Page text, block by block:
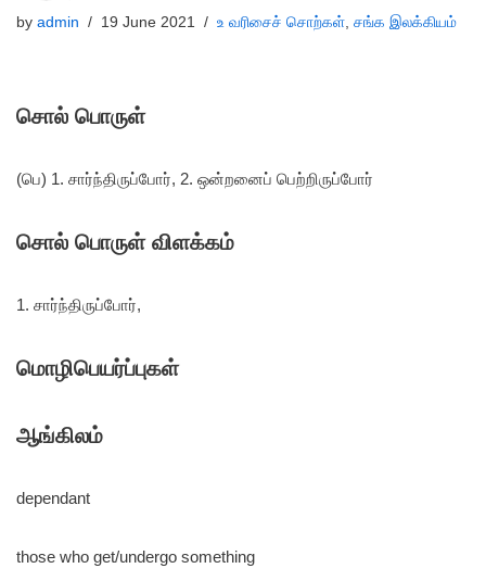
by admin 19 June 2021 உ வரிசைச் சொற்கள், சங்க இலக்கியம்
சொல் பொருள்
(பெ) 1. சார்ந்திருப்போர், 2. ஒன்றனைப் பெற்றிருப்போர்
சொல் பொருள் விளக்கம்
1. சார்ந்திருப்போர்,
மொழிபெயர்ப்புகள்
ஆங்கிலம்
dependant
those who get/undergo something